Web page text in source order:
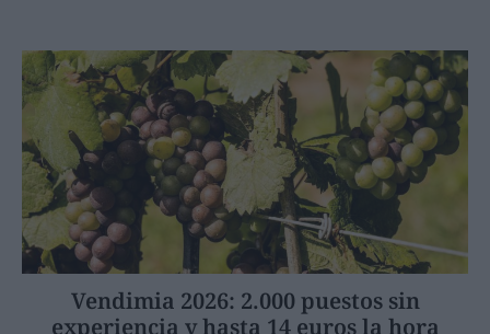
Vendimia 2026: 2.000 puestos sin
experiencia y hasta 14 euros la hora